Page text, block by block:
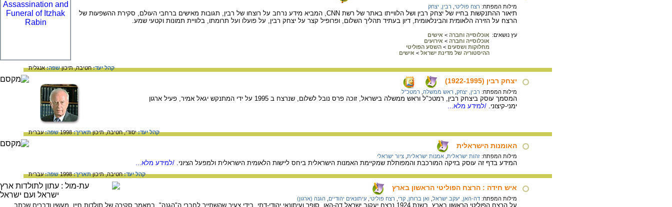
מילות המפתח: רצח פוליטי רבין, יצחק
תיאור ההתנקשות בחייו של יצחק רבין ושל הלווייתו באתר של רשת CNN, המביא מידע נרחב על רוצחו של רבין, תגובות מאישים ברחבי העולם, סקירת ההשפעות של
הרצח על הזירה הלאומית והבינלאומית, דיון בעתיד תהליך השלום, ופרופיל קצר על יצחק רבין, על פועלו ועל תרומתו, בלוויית תמונות וקטעי שמע.
עץ נושאים: אוכלוסייה וחברה > אישים
אוכלוסייה וחברה > אירועים
מחלוקות ושסעים > השסע הפוליטי
ההיסטוריה של מדינת ישראל > אישים
קהל יעד:חטיבה,תיכוןשפה:אנגלית
יצחק רבין (1922-1995)
מילות המפתח: רבין, יצחק ראש ממשלה רמטכ"ל
המסמך עוסק ביצחק רבין, רמטכ"ל וראש ממשלה בישראל, זוכה פרס נובל לשלום, שנרצח ב 1995 על ידי המתנקש יגאל אמיר, פעיל ארגון
ימני-קיצוני. /למידע מלא...
קהל יעד:יסודי,חטיבה,תיכוןתאריך:1998 שפה:עברית
האומנות הישראלית
מילות המפתח: זהות ישראלית אמנות ישראלית ציור ישראלי
המידע בדף זה עוסק בזיקה המורכבת והמפותלת שמקיימת האמנות הישראלית ביחס ליישות הלאומית הישראלית ולמפעל הציוני. /למידע מלא...
קהל יעד:חטיבה,תיכוןתאריך:1998 שפה:עברית
איש חידה : הרצח הפוליטי הראשון בארץ
מילות המפתח: דה-האן, יעקב ישראל ואן ברוחן, קרי רצח פוליטי עיתונאים יהודיים הגנה (ארגון)
על הרצח הפוליטי הראשון בארץ. בשנת 1924 נרצח יעקוב ישראל דה-האן, סופר ועיתונאי יהודי-דתי, בידי צעיר שהשתייך לחברי ה"הגנה". במאמר סקירה של תולדות חייו, מעשיו ודברים שכתב